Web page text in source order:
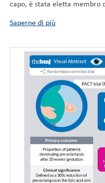
capo, è stata eletta membro
Saperne di più